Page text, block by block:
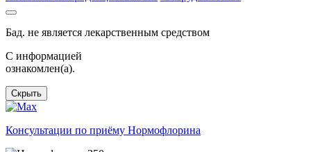
Бад. не является лекарственным средством
C информацией
ознакомлен(а).
Скрыть
Консультации по приёму Нормофлорина